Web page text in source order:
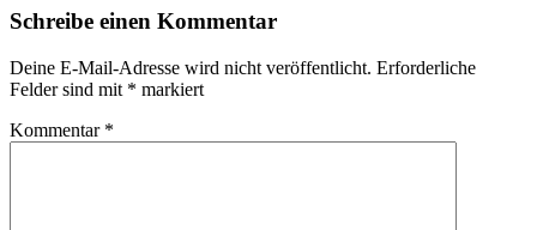
Schreibe einen Kommentar
Deine E-Mail-Adresse wird nicht veröffentlicht. Erforderliche
Felder sind mit * markiert
Kommentar *